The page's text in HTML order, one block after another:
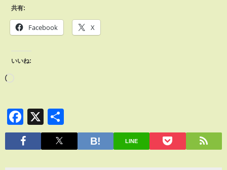
共有:
Facebook X
いいね:
Facebook
X
有
LINE